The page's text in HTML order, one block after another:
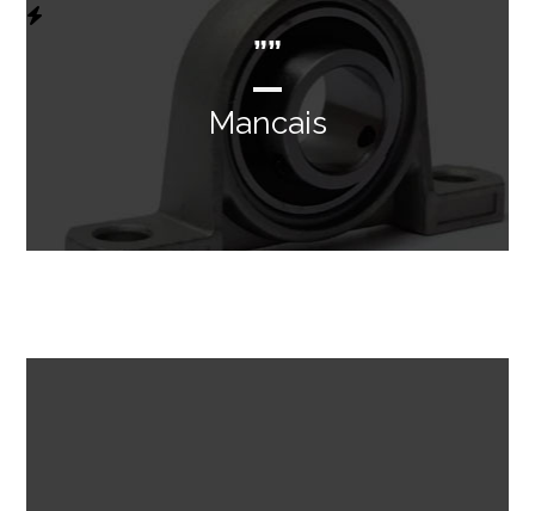
””
Mancais